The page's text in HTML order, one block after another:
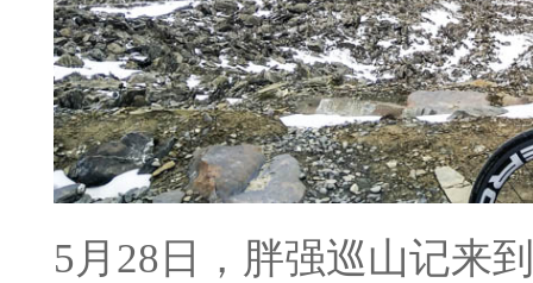
5月28日，胖强巡山记来